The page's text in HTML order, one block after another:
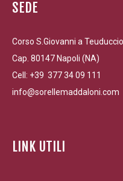
SEDE
Corso S.Giovanni a
Cap. 80147 Napoli (NA)
Cell: +39 377 34 09 111
info@sorellemaddaloni.com
LINK UTILI